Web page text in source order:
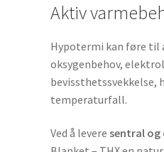
Aktiv
Hypotermi kan føre til
oksygenbehov,
bevissthetssvekkelse,
temperaturfall.
Ved å leveresentral